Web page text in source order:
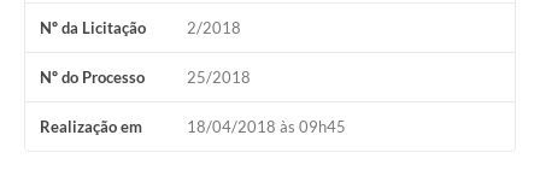
Nº da Licitação 2/2018
Nº do Processo 25/2018
Realização em 18/04/2018 às 09h45